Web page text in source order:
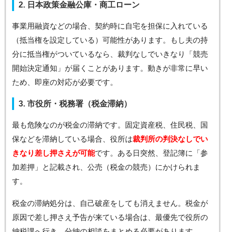
2. 日本政策金融公庫・商工ローン
事業用融資などの場合、契約時に自宅を担保に入れている
（抵当権を設定している）可能性があります。もし夫の持
分に抵当権がついているなら、裁判なしでいきなり「競売
開始決定通知」が届くことがあります。動きが非常に早い
ため、即座の対応が必要です。
3. 市役所・税務署（税金滞納）
最も危険なのが税金の滞納です。固定資産税、住民税、国
保などを滞納している場合、役所は裁判所の判決なしでい
きなり差し押さえが可能です。ある日突然、登記簿に「参
加差押」と記載され、公売（税金の競売）にかけられま
す。
税金の滞納処分は、自己破産をしても消えません。税金が
原因で差し押さえ予告が来ている場合は、最優先で役所の